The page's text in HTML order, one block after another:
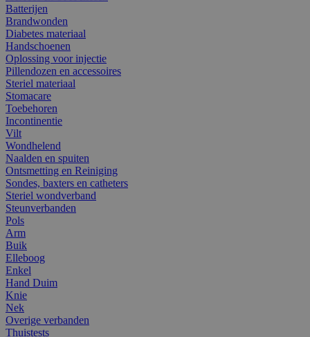
Batterijen
Brandwonden
Diabetes materiaal
Handschoenen
Oplossing voor injectie
Pillendozen en accessoires
Steriel materiaal
Stomacare
Toebehoren
Incontinentie
Vilt
Wondhelend
Naalden en spuiten
Ontsmetting en Reiniging
Sondes, baxters en catheters
Steriel wondverband
Steunverbanden
Pols
Arm
Buik
Elleboog
Enkel
Hand Duim
Knie
Nek
Overige verbanden
Thuistests